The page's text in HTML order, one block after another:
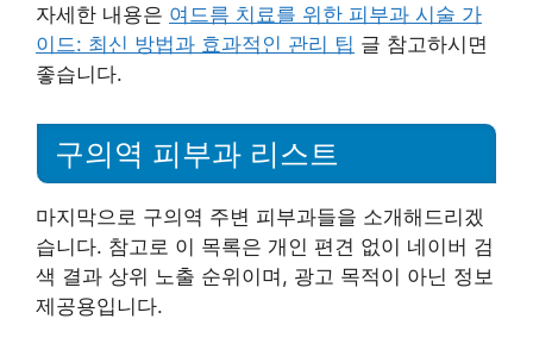
자세한 내용은 여드름 치료를 위한 피부과 시술 가
이드: 최신 방법과 효과적인 관리 팁 글 참고하시면
좋습니다.
구의역 피부과 리스트
마지막으로 구의역 주변 피부과들을 소개해드리겠
습니다. 참고로 이 목록은 개인 편견 없이 네이버 검
색 결과 상위 노출 순위이며, 광고 목적이 아닌 정보
제공용입니다.